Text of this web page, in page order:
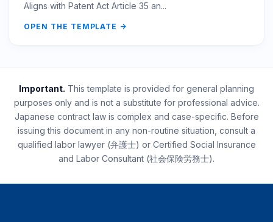
Aligns with Patent Act Article 35 an...
OPEN THE TEMPLATE
Important. This template is provided for general planning
purposes only and is not a substitute for professional advice.
Japanese contract law is complex and case-specific. Before
issuing this document in any non-routine situation, consult a
qualified labor lawyer (弁護士) or Certified Social Insurance
and Labor Consultant (社会保険労務士).